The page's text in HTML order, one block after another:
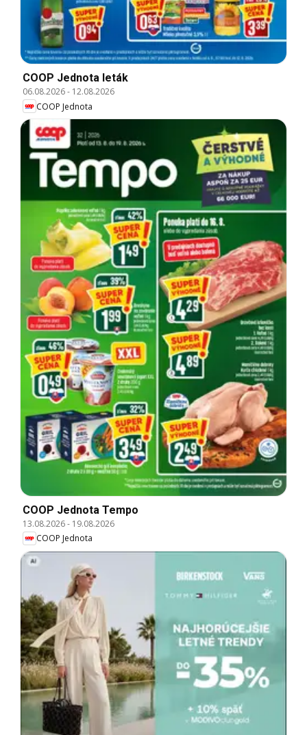
COOP Jednota leták
06.08.2026- 12.08.2026
COOP Jednota
COOP Jednota Tempo
13.08.2026- 19.08.2026
COOP Jednota